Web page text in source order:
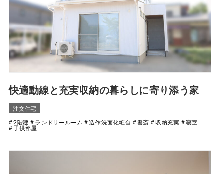
快適動線と充実収納の暮らしに寄り添う家
注文住宅
2階建
ランドリールーム 造作洗面化粧台 書斎 収納充実 寝室
子供部屋